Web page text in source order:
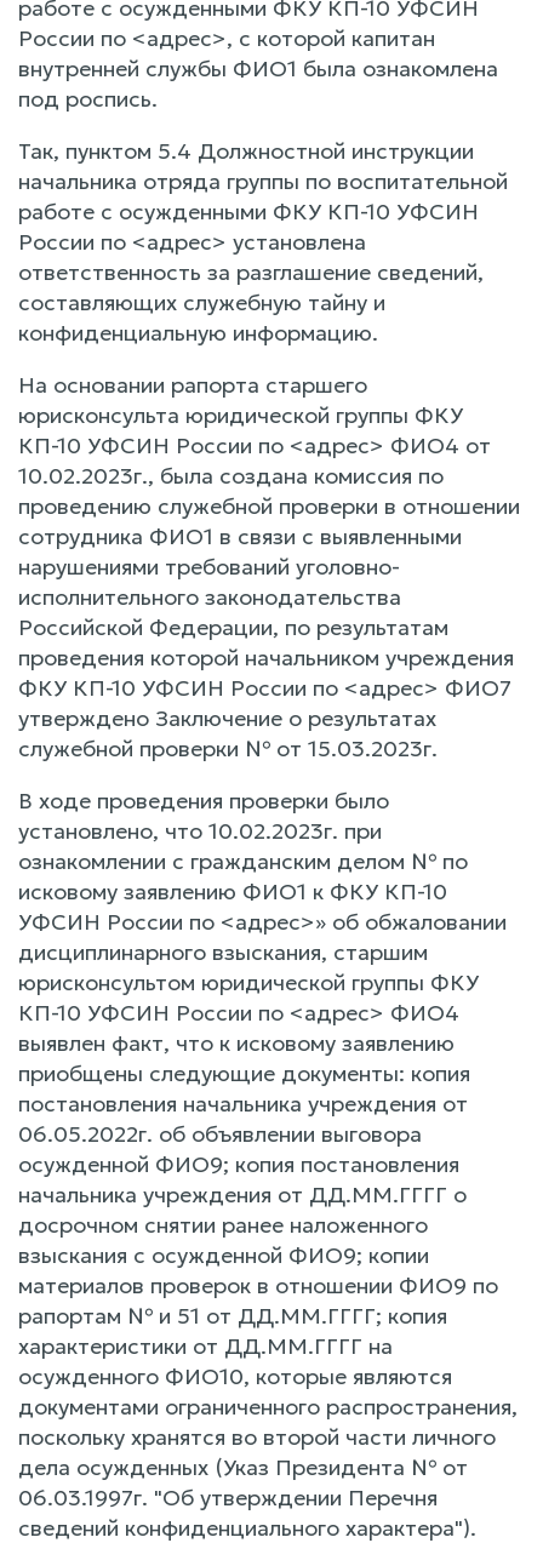
работе с осужденными ФКУ КП-10 УФСИН
России по <адрес>, с которой капитан
внутренней службы ФИО1 была ознакомлена
под роспись.
Так, пунктом 5.4 Должностной инструкции
начальника отряда группы по воспитательной
работе с осужденными ФКУ КП-10 УФСИН
России по <адрес> установлена
ответственность за разглашение сведений,
составляющих служебную тайну и
конфиденциальную информацию.
На основании рапорта старшего
юрисконсульта юридической группы ФКУ
КП-10 УФСИН России по <адрес> ФИО4 от
10.02.2023г., была создана комиссия по
проведению служебной проверки в отношении
сотрудника ФИО1 в связи с выявленными
нарушениями требований уголовно-
исполнительного законодательства
Российской Федерации, по результатам
проведения которой начальником учреждения
ФКУ КП-10 УФСИН России по <адрес> ФИО7
утверждено Заключение о результатах
служебной проверки № от 15.03.2023г.
В ходе проведения проверки было
установлено, что 10.02.2023г. при
ознакомлении с гражданским делом № по
исковому заявлению ФИО1 к ФКУ КП-10
УФСИН России по <адрес>» об обжаловании
дисциплинарного взыскания, старшим
юрисконсультом юридической группы ФКУ
КП-10 УФСИН России по <адрес> ФИО4
выявлен факт, что к исковому заявлению
приобщены следующие документы: копия
постановления начальника учреждения от
06.05.2022г. об объявлении выговора
осужденной ФИО9; копия постановления
начальника учреждения от ДД.ММ.ГГГГ о
досрочном снятии ранее наложенного
взыскания с осужденной ФИО9; копии
материалов проверок в отношении ФИО9 по
рапортам № и 51 от ДД.ММ.ГГГГ; копия
характеристики от ДД.ММ.ГГГГ на
осужденного ФИО10, которые являются
документами ограниченного распространения,
поскольку хранятся во второй части личного
дела осужденных (Указ Президента № от
06.03.1997г. "Об утверждении Перечня
сведений конфиденциального характера").